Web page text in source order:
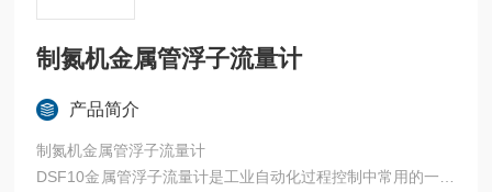
制氮机金属管浮子流量计
产品简介
制氮机金属管浮子流量计
DSF10金属管浮子流量计是工业自动化过程控制中常用的一种